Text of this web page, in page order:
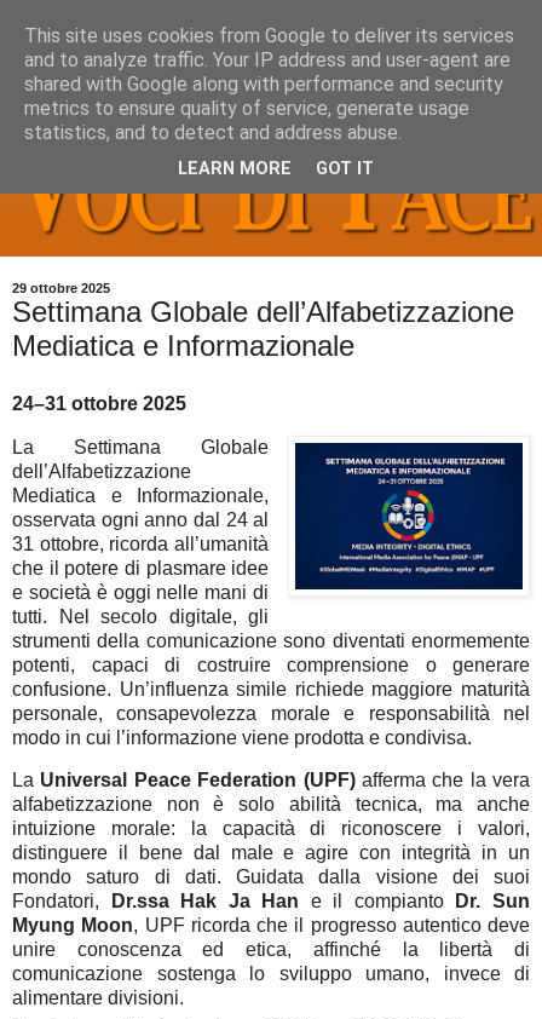
29 ottobre 2025
Settimana Globale dell’Alfabetizzazione
Mediatica e Informazionale
24–31 ottobre 2025
La Settimana Globale
dell’Alfabetizzazione
Mediatica e Informazionale,
osservata ogni anno dal 24 al
31 ottobre, ricorda all’umanità
che il potere di plasmare idee
e società è oggi nelle mani di
tutti. Nel secolo digitale, gli
strumenti della comunicazione sono diventati enormemente
potenti, capaci di costruire comprensione o generare
confusione. Un’influenza simile richiede maggiore maturità
personale, consapevolezza morale e responsabilità nel
modo in cui l’informazione viene prodotta e condivisa.
La Universal Peace Federation (UPF)afferma che la vera
alfabetizzazione non è solo abilità tecnica, ma anche
intuizione morale: la capacità di riconoscere i valori,
distinguere il bene dal male e agire con integrità in un
mondo saturo di dati. Guidata dalla visione dei suoi
Fondatori,
Dr.ssa Hak Ja Han e il compianto
Dr. Sun
Myung Moon, UPF ricorda che il progresso autentico deve
unire conoscenza ed etica, affinché la libertà di
comunicazione sostenga lo sviluppo umano, invece di
alimentare divisioni.
This site uses cookies from Google to deliver its services
and to analyze traffic. Your IP address and user-agent are
shared with Google along with performance and security
metrics to ensure quality of service, generate usage
statistics, and to detect and address abuse.
LEARN MORE GOT IT